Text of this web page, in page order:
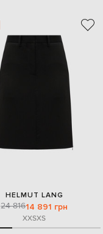
HELMUT LANG
24 81614 891 грн
XXSXS